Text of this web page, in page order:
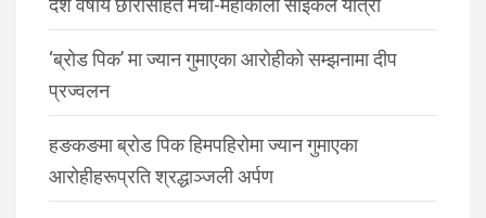
दश वर्षीय छोरासहित मेची-महाकाली साइकल यात्रा
‘ब्रोड पिक’ मा ज्यान गुमाएका आरोहीको सम्झनामा दीप
प्रज्वलन
हङकङमा ब्रोड पिक हिमपहिरोमा ज्यान गुमाएका
आरोहीहरूप्रति श्रद्धाञ्जली अर्पण